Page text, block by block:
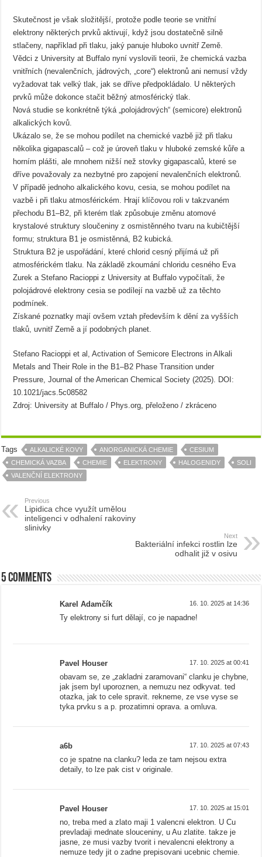
Skutečnost je však složitější, protože podle teorie se vnitřní
elektrony některých prvků aktivují, když jsou dostatečně silně
stlačeny, například při tlaku, jaký panuje hluboko uvnitř Země.
Vědci z University at Buffalo nyní vyslovili teorii, že chemická vazba
vnitřních (nevalenčních, jádrových, „core“) elektronů ani nemusí vždy
vyžadovat tak velký tlak, jak se dříve předpokládalo. U některých
prvků může dokonce stačit běžný atmosférický tlak.
Nová studie se konkrétně týká „polojádrových“ (semicore) elektronů
alkalických kovů.
Ukázalo se, že se mohou podílet na chemické vazbě již při tlaku
několika gigapascalů – což je úroveň tlaku v hluboké zemské kůře a
horním plášti, ale mnohem nižší než stovky gigapascalů, které se
dříve považovaly za nezbytné pro zapojení nevalenčních elektronů.
V případě jednoho alkalického kovu, cesia, se mohou podílet na
vazbě i při tlaku atmosférickém. Hrají klíčovou roli v takzvaném
přechodu B1–B2, při kterém tlak způsobuje změnu atomové
krystalové struktury sloučeniny z osmistěnného tvaru na kubičtější
formu; struktura B1 je osmistěnná, B2 kubická.
Struktura B2 je uspořádání, které chlorid cesný přijímá už při
atmosférickém tlaku. Na základě zkoumání chloridu cesného Eva
Zurek a Stefano Racioppi z University at Buffalo vypočítali, že
polojádrové elektrony cesia se podílejí na vazbě už za těchto
podmínek.
Získané poznatky mají ovšem vztah především k dění za vyšších
tlaků, uvnitř Země a jí podobných planet.
Stefano Racioppi et al, Activation of Semicore Electrons in Alkali
Metals and Their Role in the B1–B2 Phase Transition under
Pressure, Journal of the American Chemical Society (2025). DOI:
10.1021/jacs.5c08582
Zdroj: University at Buffalo / Phys.org, přeloženo / zkráceno
Tags ALKALICKÉ KOVY ANORGANICKÁ CHEMIE
CESIUM
CHEMICKÁ VAZBA
CHEMIE ELEKTRONY HALOGENIDY
SOLI
VALENČNÍ ELEKTRONY
Previous
Lipidica chce využít umělou
inteligenci v odhalení rakoviny
slinivky
Next
Bakteriální infekci rostlin lze
odhalit již v osivu
5 comments
Karel Adamčík 16. 10. 2025 at 14:36
Ty elektrony si furt dělají, co je napadne!
Pavel Houser 17. 10. 2025 at 00:41
obavam se, ze „zakladni zaramovani“ clanku je chybne,
jak jsem byl uporoznen, a nemuzu nez odkyvat. ted
otazka, jak to cele spravit. rekneme, ze vse vyse se
tyka prvku s a p. prozatimni oprava. a omluva.
a6b 17. 10. 2025 at 07:43
co je spatne na clanku? leda ze tam nejsou extra
detaily, to lze pak cist v originale.
Pavel Houser 17. 10. 2025 at 15:01
no, treba med a zlato maji 1 valencni elektron. U Cu
prevladaji mednate slouceniny, u Au zlatite. takze je
jasne, ze musi vazby tvorit i nevalencni elektrony a
nemuze tedy jit o zadne prepisovani ucebnic chemie.